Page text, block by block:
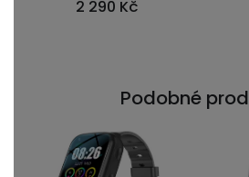
hvězdiček.
2 290 Kč
Podobné